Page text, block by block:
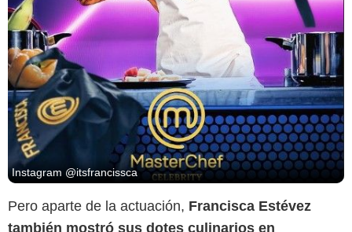
Instagram @itsfrancissca
Pero aparte de la actuación, Francisca Estévez
también mostró sus dotes culinarios en